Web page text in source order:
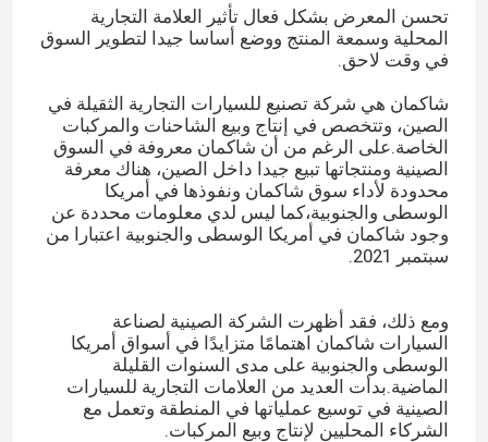
تحسن المعرض بشكل فعال تأثير العلامة التجارية
المحلية وسمعة المنتج ووضع أساسا جيدا لتطوير السوق
في وقت لاحق.
شاكمان هي شركة تصنيع للسيارات التجارية الثقيلة في
الصين، وتتخصص في إنتاج وبيع الشاحنات والمركبات
الخاصة.على الرغم من أن شاكمان معروفة في السوق
الصينية ومنتجاتها تبيع جيدا داخل الصين، هناك معرفة
محدودة لأداء سوق شاكمان ونفوذها في أمريكا
الوسطى والجنوبية،كما ليس لدي معلومات محددة عن
وجود شاكمان في أمريكا الوسطى والجنوبية اعتبارا من
سبتمبر 2021.
ومع ذلك، فقد أظهرت الشركة الصينية لصناعة
السيارات شاكمان اهتمامًا متزايدًا في أسواق أمريكا
الوسطى والجنوبية على مدى السنوات القليلة
الماضية.بدأت العديد من العلامات التجارية للسيارات
الصينية في توسيع عملياتها في المنطقة وتعمل مع
الشركاء المحليين لإنتاج وبيع المركبات.